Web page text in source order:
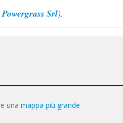
Powergrass Srl).